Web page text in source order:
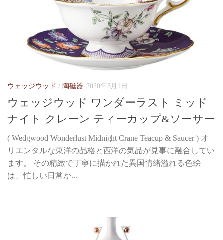
ウェッジウッド / 陶磁器 2020年3月1日
ウェッジウッド ワンダーラスト ミッド
ナイト クレーン ティーカップ&ソーサー
( Wedgwood Wonderlust Midnight Crane Teacup & Saucer ) オ
リエンタルな東洋の品格と西洋の気品が見事に融合してい
ます。 その精緻で丁寧に描かれた異国情緒溢れる色絵
は、忙しい日常か...